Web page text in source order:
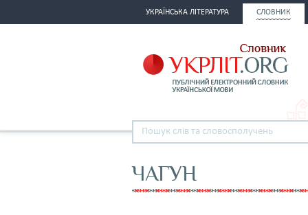
УКРАЇНСЬКА ЛІТЕРАТУРА СЛОВНИК
ЧАГУН